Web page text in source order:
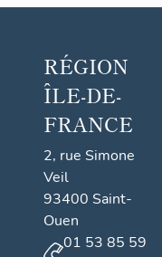
RÉGION
ÎLE-DE-
FRANCE
2, rue Simone
Veil
93400 Saint-
Ouen
01 53 85 59